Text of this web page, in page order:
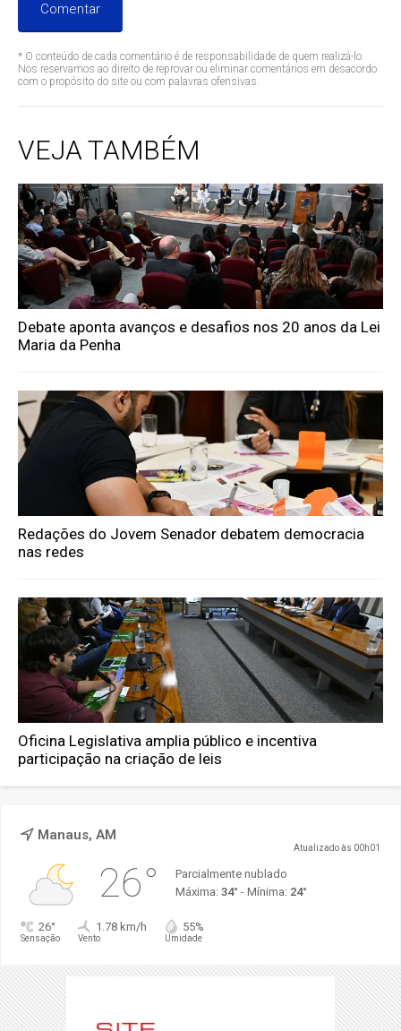
Comentar
* O conteúdo de cada comentário é de responsabilidade de quem realizá-lo.
Nos reservamos ao direito de reprovar ou eliminar comentários em desacordo
com o propósito do site ou com palavras ofensivas.
VEJA TAMBÉM
Debate aponta avanços e desafios nos 20 anos da Lei
Maria da Penha
Redações do Jovem Senador debatem democracia
nas redes
Oficina Legislativa amplia público e incentiva
participação na criação de leis
Manaus, AM
Atualizado às 00h01
26°
Parcialmente nublado
Máxima: 34° - Mínima: 24°
26°
Sensação
1.78 km/h
Vento
55%
Umidade